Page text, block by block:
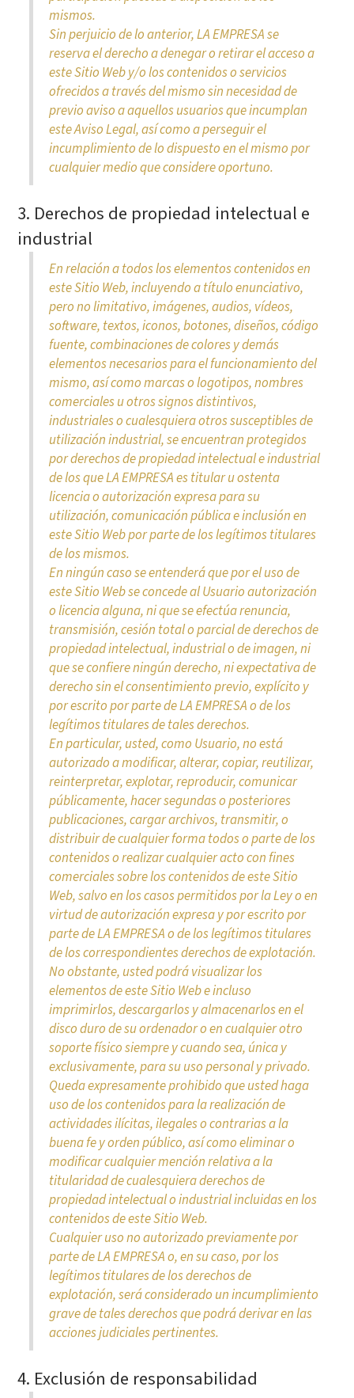
mismos.
Sin perjuicio de lo anterior, LA EMPRESA se
reserva el derecho a denegar o retirar el acceso a
este Sitio Web y/o los contenidos o servicios
ofrecidos a través del mismo sin necesidad de
previo aviso a aquellos usuarios que incumplan
este Aviso Legal, así como a perseguir el
incumplimiento de lo dispuesto en el mismo por
cualquier medio que considere oportuno.
3. Derechos de propiedad intelectual e
industrial
En relación a todos los elementos contenidos en
este Sitio Web, incluyendo a título enunciativo,
pero no limitativo, imágenes, audios, vídeos,
software, textos, iconos, botones, diseños, código
fuente, combinaciones de colores y demás
elementos necesarios para el funcionamiento del
mismo, así como marcas o logotipos, nombres
comerciales u otros signos distintivos,
industriales o cualesquiera otros susceptibles de
utilización industrial, se encuentran protegidos
por derechos de propiedad intelectual e industrial
de los que LA EMPRESA es titular u ostenta
licencia o autorización expresa para su
utilización, comunicación pública e inclusión en
este Sitio Web por parte de los legítimos titulares
de los mismos.
En ningún caso se entenderá que por el uso de
este Sitio Web se concede al Usuario autorización
o licencia alguna, ni que se efectúa renuncia,
transmisión, cesión total o parcial de derechos de
propiedad intelectual, industrial o de imagen, ni
que se confiere ningún derecho, ni expectativa de
derecho sin el consentimiento previo, explícito y
por escrito por parte de LA EMPRESA o de los
legítimos titulares de tales derechos.
En particular, usted, como Usuario, no está
autorizado a modificar, alterar, copiar, reutilizar,
reinterpretar, explotar, reproducir, comunicar
públicamente, hacer segundas o posteriores
publicaciones, cargar archivos, transmitir, o
distribuir de cualquier forma todos o parte de los
contenidos o realizar cualquier acto con fines
comerciales sobre los contenidos de este Sitio
Web, salvo en los casos permitidos por la Ley o en
virtud de autorización expresa y por escrito por
parte de LA EMPRESA o de los legítimos titulares
de los correspondientes derechos de explotación.
No obstante, usted podrá visualizar los
elementos de este Sitio Web e incluso
imprimirlos, descargarlos y almacenarlos en el
disco duro de su ordenador o en cualquier otro
soporte físico siempre y cuando sea, única y
exclusivamente, para su uso personal y privado.
Queda expresamente prohibido que usted haga
uso de los contenidos para la realización de
actividades ilícitas, ilegales o contrarias a la
buena fe y orden público, así como eliminar o
modificar cualquier mención relativa a la
titularidad de cualesquiera derechos de
propiedad intelectual o industrial incluidas en los
contenidos de este Sitio Web.
Cualquier uso no autorizado previamente por
parte de LA EMPRESA o, en su caso, por los
legítimos titulares de los derechos de
explotación, será considerado un incumplimiento
grave de tales derechos que podrá derivar en las
acciones judiciales pertinentes.
4. Exclusión de responsabilidad